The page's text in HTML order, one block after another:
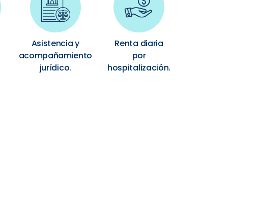
Asistencia y
acompañamiento
jurídico.
Renta diaria
por
hospitalización.